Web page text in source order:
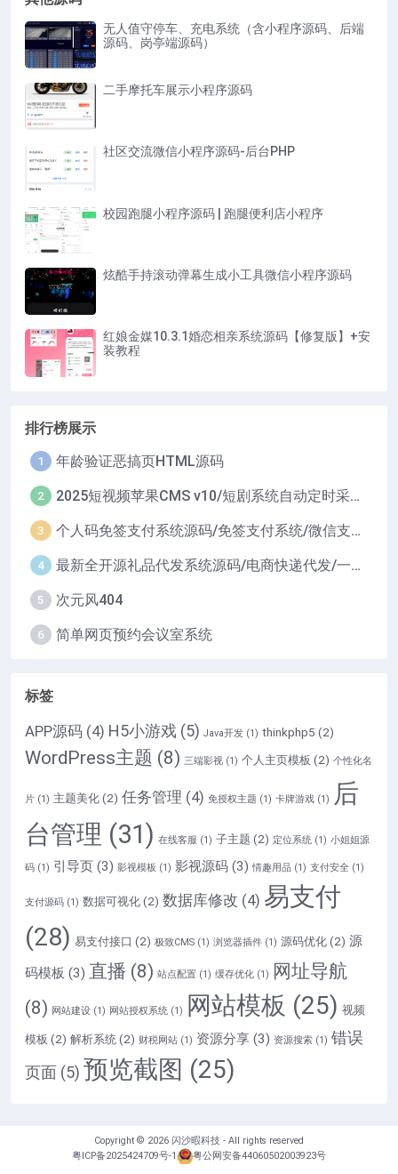
无人值守停车、充电系统（含小程序源码、后端
源码、岗亭端源码）
二手摩托车展示小程序源码
社区交流微信小程序源码-后台PHP
校园跑腿小程序源码 | 跑腿便利店小程序
炫酷手持滚动弹幕生成小工具微信小程序源码
红娘金媒10.3.1婚恋相亲系统源码【修复版】+安
装教程
排行榜展示
1 年龄验证恶搞页HTML源码
2 2025短视频苹果CMS v10/短剧系统自动定时采集H5移动端在线影视视频短剧源码小剧场短剧影视源码
3 个人码免签支付系统源码/免签支付系统/微信支付平台
4 最新全开源礼品代发系统源码/电商快递代发/一件代发系统
5 次元风404
6 简单网页预约会议室系统
标签
APP源码 (4) H5小游戏 (5) Java开发 (1) thinkphp5 (2)
WordPress主题 (8) 三端影视 (1) 个人主页模板 (2) 个性化名
片 (1) 主题美化 (2) 任务管理 (4) 免授权主题 (1) 卡牌游戏 (1)
后
台管理 (31) 在线客服 (1) 子主题 (2) 定位系统 (1) 小姐姐源
码 (1) 引导页 (3) 影视模板 (1) 影视源码 (3) 情趣用品 (1) 支付安全 (1)
支付源码 (1) 数据可视化 (2) 数据库修改 (4) 易支付
(28) 易支付接口 (2) 极致CMS (1) 浏览器插件 (1) 源码优化 (2) 源
码模板 (3) 直播 (8) 站点配置 (1) 缓存优化 (1)
网址导航
(8) 网站建设 (1) 网站授权系统 (1) 网站模板 (25) 视频
模板 (2) 解析系统 (2) 财税网站 (1) 资源分享 (3) 资源搜索 (1) 错误
页面 (5) 预览截图 (25)
Copyright © 2026 闪沙暇科技 - All rights reserved
粤ICP备2025424709号-1
粤公网安备44060502003923号